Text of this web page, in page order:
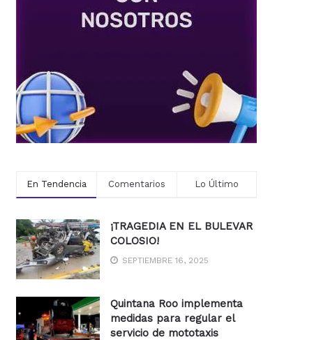
En Tendencia Comentarios Lo Último
¡TRAGEDIA EN EL BULEVAR
COLOSIO!
SEPTIEMBRE 16, 2025
Quintana Roo implementa
medidas para regular el
servicio de mototaxis